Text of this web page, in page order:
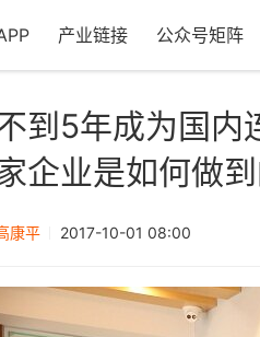
产业链接 公众号矩阵
到5年成为国内
企业是如何做到
康平 2017-10-01 08:00